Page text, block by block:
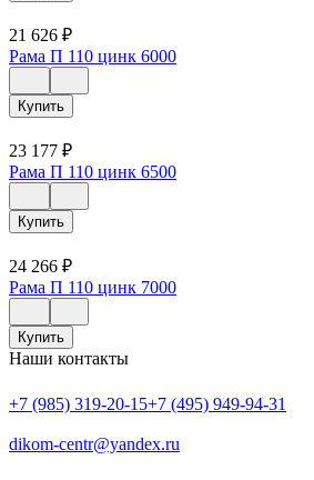
21 626 ₽
Рама П 110 цинк 6000
Купить
23 177 ₽
Рама П 110 цинк 6500
Купить
24 266 ₽
Рама П 110 цинк 7000
Купить
Наши контакты
+7 (985) 319-20-15+7 (495) 949-94-31
dikom-centr@yandex.ru